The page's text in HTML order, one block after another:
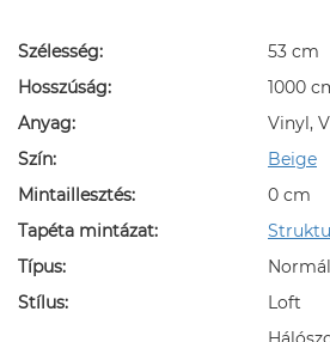
Szélesség:
53 cm
Hosszúság:
1000
Anyag:
Vinyl,
Szín:
Beige
Mintaillesztés:
0 cm
Tapéta mintázat:
Típus:
Normál
Stílus:
Loft